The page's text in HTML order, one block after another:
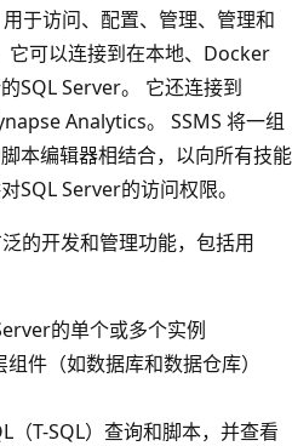
于访问、配置、管理、管理和
它可以连接到在本地、Docker
SQL Server。 它还连接到
Analytics。 SSMS 将一组
本编辑器相结合，以向所有技能
SQL Server的访问权限。
的开发和管理功能，包括用
的单个或多个实例
件（如数据库和数据仓库）
（T-SQL）查询和脚本，并查看